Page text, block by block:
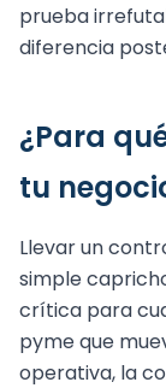
prueba
diferencia
¿Para qué sirve en el día a día de
tu
Llevar un control prolijo de los remitos no es un
simple
crítica para
pyme que
operativa, la